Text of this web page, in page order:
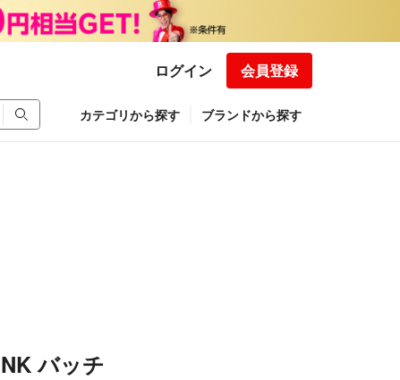
ログイン 会員登録
カテゴリから探す ブランドから探す
バッチ